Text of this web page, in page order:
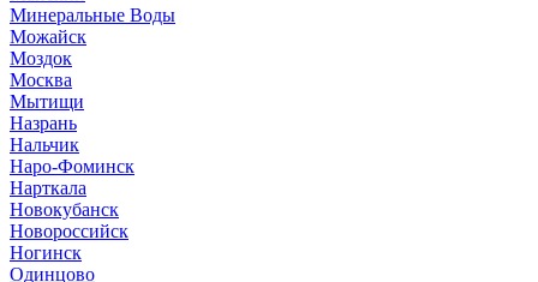
Минеральные Воды
Можайск
Моздок
Москва
Мытищи
Назрань
Нальчик
Наро-Фоминск
Нарткала
Новокубанск
Новороссийск
Ногинск
Одинцово